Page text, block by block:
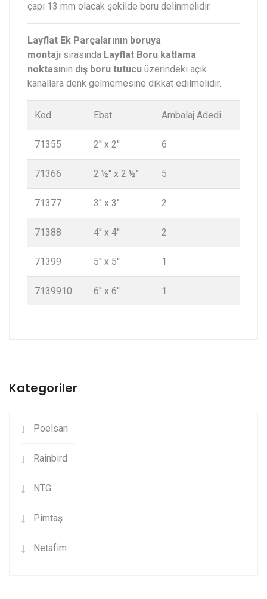
çapı 13 mm olacak şekilde boru delinmelidir.
Layflat Ek Parçalarının boruya
montajı sırasında Layflat Boru katlama
noktasının dış boru tutucu üzerindeki açık
kanallara denk gelmemesine dikkat edilmelidir.
Kod Ebat Ambalaj Adedi
71355 2'' x 2'' 6
71366 2 ½'' x 2 ½'' 5
71377 3'' x 3'' 2
71388 4'' x 4'' 2
71399 5'' x 5'' 1
7139910 6'' x 6'' 1
Kategoriler
Poelsan
Rainbird
NTG
Pimtaş
Netafim